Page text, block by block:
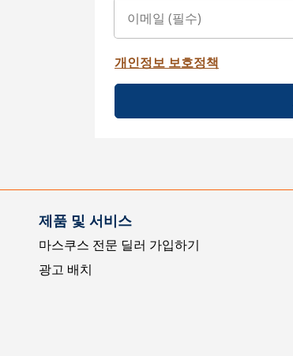
개인정보 보호정책
제품 및 서비스
마스쿠스 전문 딜러 가입하기
광고 배치